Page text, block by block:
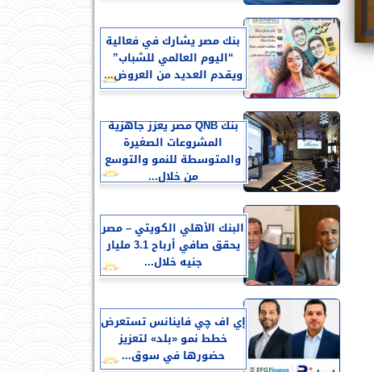
بنك مصر يشارك في فعالية
“اليوم العالمي للشباب”
ويقدم العديد من العروض...
بنك QNB مصر يعزز جاهزية
المشروعات الصغيرة
والمتوسطة للنمو والتوسع
من خلال...
البنك الأهلي الكويتي – مصر
يحقق صافي أرباح 3.1 مليار
جنيه خلال...
إي اف چي فاينانس تستعرض
خطط نمو «بلد» لتعزيز
حضورها في سوق...